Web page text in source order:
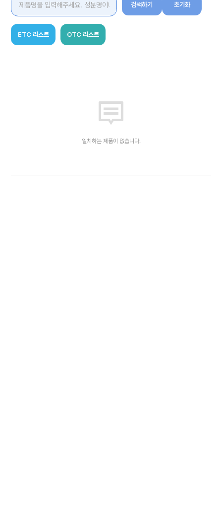
검색하기 초기화
ETC 리스트 OTC 리스트
일치하는 제품이 없습니다.